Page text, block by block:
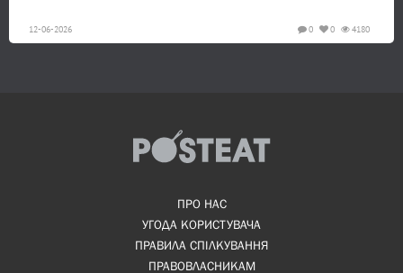
12-06-2026 4180
0
0
ПРО НАС
УГОДА КОРИСТУВАЧА
ПРАВИЛА СПІЛКУВАННЯ
ПРАВОВЛАСНИКАМ